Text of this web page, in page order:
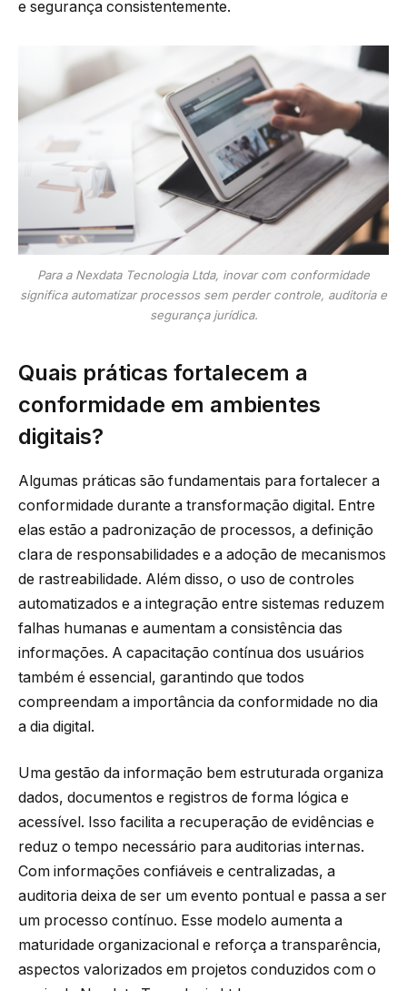
e segurança consistentemente.
Para a Nexdata Tecnologia Ltda, inovar com conformidade
significa automatizar processos sem perder controle, auditoria e
segurança jurídica.
Quais práticas fortalecem a
conformidade em ambientes
digitais?
Algumas práticas são fundamentais para fortalecer a
conformidade durante a transformação digital. Entre
elas estão a padronização de processos, a definição
clara de responsabilidades e a adoção de mecanismos
de rastreabilidade. Além disso, o uso de controles
automatizados e a integração entre sistemas reduzem
falhas humanas e aumentam a consistência das
informações. A capacitação contínua dos usuários
também é essencial, garantindo que todos
compreendam a importância da conformidade no dia
a dia digital.
Uma gestão da informação bem estruturada organiza
dados, documentos e registros de forma lógica e
acessível. Isso facilita a recuperação de evidências e
reduz o tempo necessário para auditorias internas.
Com informações confiáveis e centralizadas, a
auditoria deixa de ser um evento pontual e passa a ser
um processo contínuo. Esse modelo aumenta a
maturidade organizacional e reforça a transparência,
aspectos valorizados em projetos conduzidos com o